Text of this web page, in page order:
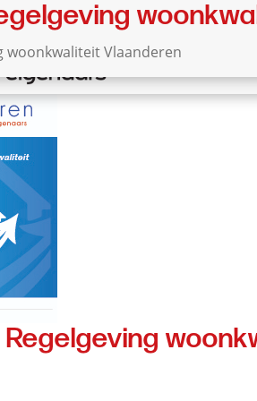
/ Brochure Regelgeving
woonkwaliteit Vlaanderen